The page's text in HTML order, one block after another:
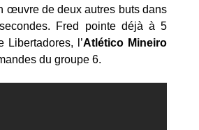
œuvre de deux autres buts dans
Fred pointe déjà à 5
Libertadores, l’Atlético Mineiro
du groupe 6.